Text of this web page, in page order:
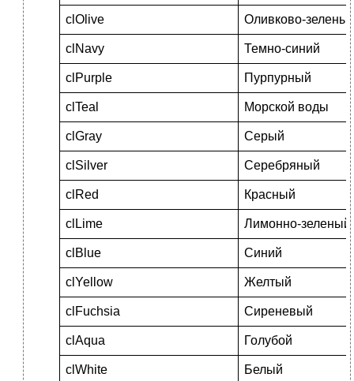
clOlive Оливково-
clNavy Темно-синий
clPurple Пурпурный
clTeal Морской воды
clGray Серый
clSilver Серебряный
clRed Красный
clLime Лимонно-зеленый
clBlue Синий
clYellow Желтый
clFuchsia Сиреневый
clAqua Голубой
clWhite Белый